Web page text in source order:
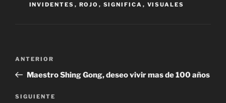
INVIDENTES , ROJO , SIGNIFICA , VISUALES
entradas
Entrada
anterior:
ANTERIOR
Maestro Shing Gong, deseo vivir mas de 100 años
Siguiente
SIGUIENTE